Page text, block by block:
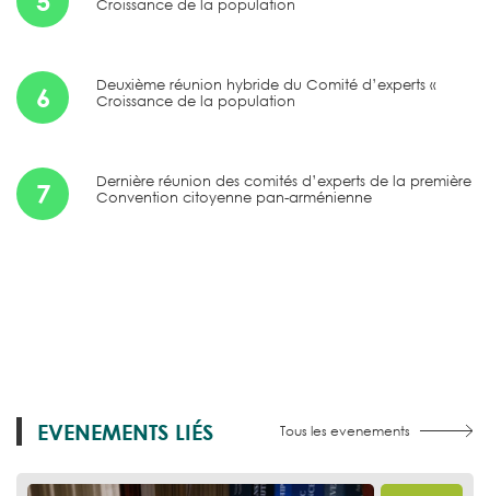
Croissance de la population
6
Deuxième réunion hybride du Comité d’experts «
Croissance de la population
7
Dernière réunion des comités d’experts de la première
Convention citoyenne pan-arménienne
EVENEMENTS LIÉS Tous les evenements